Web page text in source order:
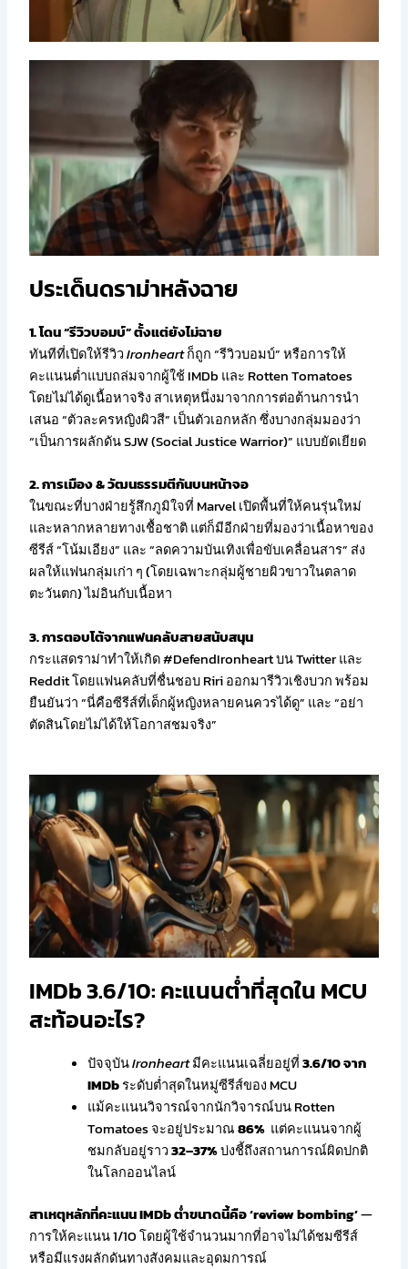
ประเด็นดราม่าหลังฉาย
1. โดน “รีวิวบอมบ์” ตั้งแต่ยังไม่ฉาย
ทันทีที่เปิดให้รีวิวIronheartก็ถูก “รีวิวบอมบ์” หรือการให้
คะแนนต่ำแบบถล่มจากผู้ใช้ IMDb และ Rotten Tomatoes
โดยไม่ได้ดูเนื้อหาจริง สาเหตุหนึ่งมาจากการต่อต้านการนำ
เสนอ “ตัวละครหญิงผิวสี” เป็นตัวเอกหลัก ซึ่งบางกลุ่มมองว่า
“เป็นการผลักดัน SJW (Social Justice Warrior)” แบบยัดเยียด
2. การเมือง & วัฒนธรรมตีกันบนหน้าจอ
ในขณะที่บางฝ่ายรู้สึกภูมิใจที่ Marvel เปิดพื้นที่ให้คนรุ่นใหม่
และหลากหลายทางเชื้อชาติ แต่ก็มีอีกฝ่ายที่มองว่าเนื้อหาของ
ซีรีส์ “โน้มเอียง” และ “ลดความบันเทิงเพื่อขับเคลื่อนสาร” ส่ง
ผลให้แฟนกลุ่มเก่า ๆ (โดยเฉพาะกลุ่มผู้ชายผิวขาวในตลาด
ตะวันตก) ไม่อินกับเนื้อหา
3. การตอบโต้จากแฟนคลับสายสนับสนุน
กระแสดราม่าทำให้เกิด #DefendIronheart บน Twitter และ
Reddit โดยแฟนคลับที่ชื่นชอบ Riri ออกมารีวิวเชิงบวก พร้อม
ยืนยันว่า “นี่คือซีรีส์ที่เด็กผู้หญิงหลายคนควรได้ดู” และ “อย่า
ตัดสินโดยไม่ได้ให้โอกาสชมจริง”
IMDb 3.6/10: คะแนนต่ำที่สุดใน MCU
สะท้อนอะไร?
ปัจจุบันIronheartมีคะแนนเฉลี่ยอยู่ที่3.6/10 จาก
IMDbระดับต่ำสุดในหมู่ซีรีส์ของ MCU
แม้คะแนนวิจารณ์จากนักวิจารณ์บน Rotten
Tomatoes จะอยู่ประมาณ86% แต่คะแนนจากผู้
ชมกลับอยู่ราว32–37%บ่งชี้ถึงสถานการณ์ผิดปกติ
ในโลกออนไลน์
สาเหตุหลักที่คะแนน IMDb ต่ำขนาดนี้คือ ‘review bombing’—
การให้คะแนน 1/10 โดยผู้ใช้จำนวนมากที่อาจไม่ได้ชมซีรีส์
หรือมีแรงผลักดันทางสังคมและอุดมการณ์